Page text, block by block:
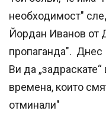
необходимост"
Йордан Иванов от
пропаганда". Днес
Ви да
времена, които
отминали"